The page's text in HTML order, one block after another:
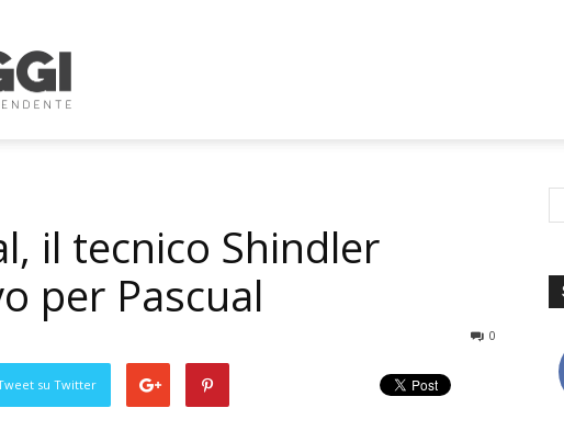
il tecnico Shindler
per Pascual
0
su Twitter